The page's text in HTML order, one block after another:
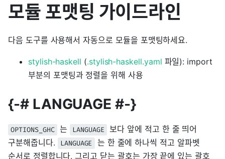
모듈 포맷팅 가이드라인
다음 도구를 사용해서 자동으로 모듈을 포맷팅하세요.
stylish-haskell (.stylish-haskell.yaml 파일): import
부분의 포맷팅과 정렬을 위해 사용
{-# LANGUAGE #-}
OPTIONS_GHC 는 LANGUAGE 보다 앞에 적고 한 줄 띄어
구분해줍니다.
LANGUAGE
는 한 줄에 하나씩 적고 알파벳
순서로 정렬합니다. 그리고 닫는 괄호는 가장 끝에 있는 괄호